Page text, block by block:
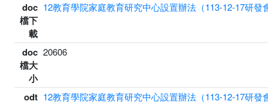
doc
檔下
載
12教育學院家庭教育研究中心設置辦法（113-12-17研發
doc
檔大
小
20606
odt 12教育學院家庭教育研究中心設置辦法（113-12-17研發